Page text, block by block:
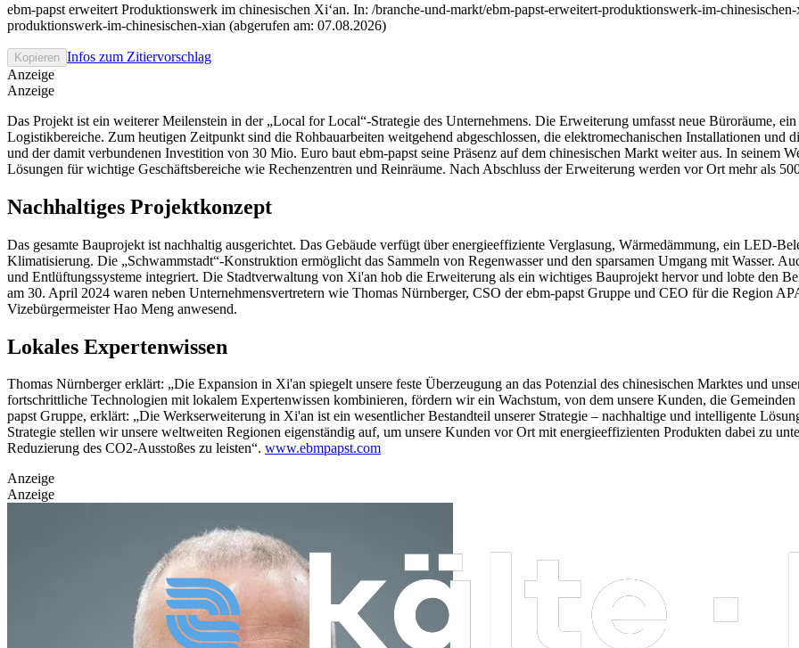
ebm-papst erweitert Produktionswerk im chinesischen Xi‘an. In: /branche-und-markt/ebm-papst-erweitert-produktionswerk-im-
produktionswerk-im-chinesischen-xian (abgerufen am: 07.08.2026)
Kopieren Infos zum Zitiervorschlag
Anzeige
Anzeige
Das Projekt ist ein weiterer Meilenstein in der „Local for Local“-Strategie des Unternehmens. Die Erweiterung umfasst neue Büroräume,
Logistikbereiche. Zum heutigen Zeitpunkt sind die Rohbauarbeiten weitgehend abgeschlossen, die elektromechanischen Installationen und
und der damit verbundenen Investition von 30 Mio. Euro baut ebm-papst seine Präsenz auf dem chinesischen Markt weiter aus. In seinem
Lösungen für wichtige Geschäftsbereiche wie Rechenzentren und Reinräume. Nach Abschluss der Erweiterung werden vor Ort mehr als
Nachhaltiges Projektkonzept
Das gesamte Bauprojekt ist nachhaltig ausgerichtet. Das Gebäude verfügt über energieeffiziente Verglasung, Wärmedämmung, ein LED-
Klimatisierung. Die „Schwammstadt“-Konstruktion ermöglicht das Sammeln von Regenwasser und den sparsamen Umgang mit Wasser.
und Entlüftungssysteme integriert. Die Stadtverwaltung von Xi'an hob die Erweiterung als ein wichtiges Bauprojekt hervor und lobte den
am 30. April 2024 waren neben Unternehmensvertretern wie Thomas Nürnberger, CSO der ebm-papst Gruppe und CEO für die Region
Vizebürgermeister Hao Meng anwesend.
Lokales Expertenwissen
Thomas Nürnberger erklärt: „Die Expansion in Xi'an spiegelt unsere feste Überzeugung an das Potenzial des chinesischen Marktes und
fortschrittliche Technologien mit lokalem Expertenwissen kombinieren, fördern wir ein Wachstum, von dem unsere Kunden, die
papst Gruppe, erklärt: „Die Werkserweiterung in Xi'an ist ein wesentlicher Bestandteil unserer Strategie – nachhaltige und intelligente
Strategie stellen wir unsere weltweiten Regionen eigenständig auf, um unsere Kunden vor Ort mit energieeffizienten Produkten dabei zu
Reduzierung des CO2-Ausstoßes zu leisten“. www.ebmpapst.com
Anzeige
Anzeige